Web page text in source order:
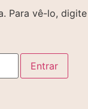
Para vê-lo, digite